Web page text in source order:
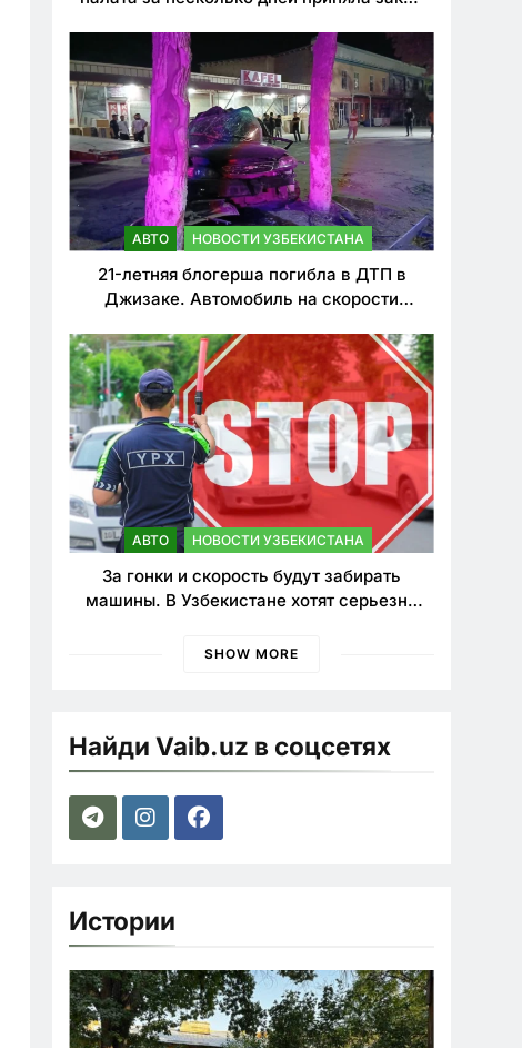
нарушителей ПДД
АВТО НОВОСТИ УЗБЕКИСТАНА
21-летняя блогерша погибла в ДТП в
Джизаке. Автомобиль на скорости
АВТО НОВОСТИ УЗБЕКИСТАНА
За гонки и скорость будут забирать
машины. В Узбекистане хотят серьезно
SHOW MORE
Найди Vaib.uz в соцсетях
Истории